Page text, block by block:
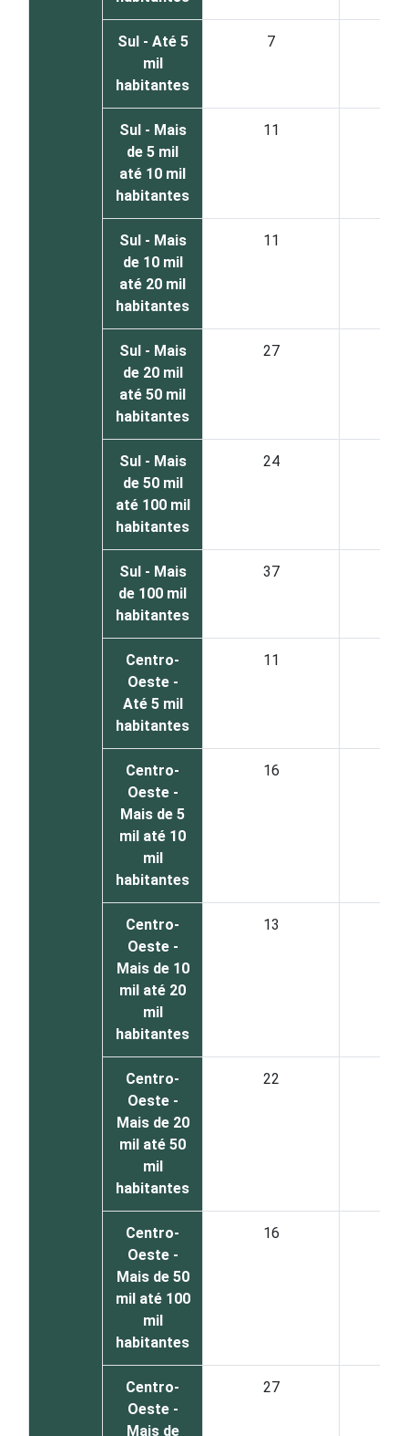
Sul - Até 5
mil
habitantes
7
Sul - Mais
de 5 mil
até 10 mil
habitantes
11
Sul - Mais
de 10 mil
até 20 mil
habitantes
11
Sul - Mais
de 20 mil
até 50 mil
habitantes
27
Sul - Mais
de 50 mil
até 100 mil
habitantes
24
Sul - Mais
de 100 mil
habitantes
37
Centro-
Oeste -
Até 5 mil
habitantes
11
Centro-
Oeste -
Mais de 5
mil até 10
mil
habitantes
16
Centro-
Oeste -
Mais de 10
mil até 20
mil
habitantes
13
Centro-
Oeste -
Mais de 20
mil até 50
mil
habitantes
22
Centro-
Oeste -
Mais de 50
mil até 100
mil
habitantes
16
Centro-
Oeste -
Mais de
27